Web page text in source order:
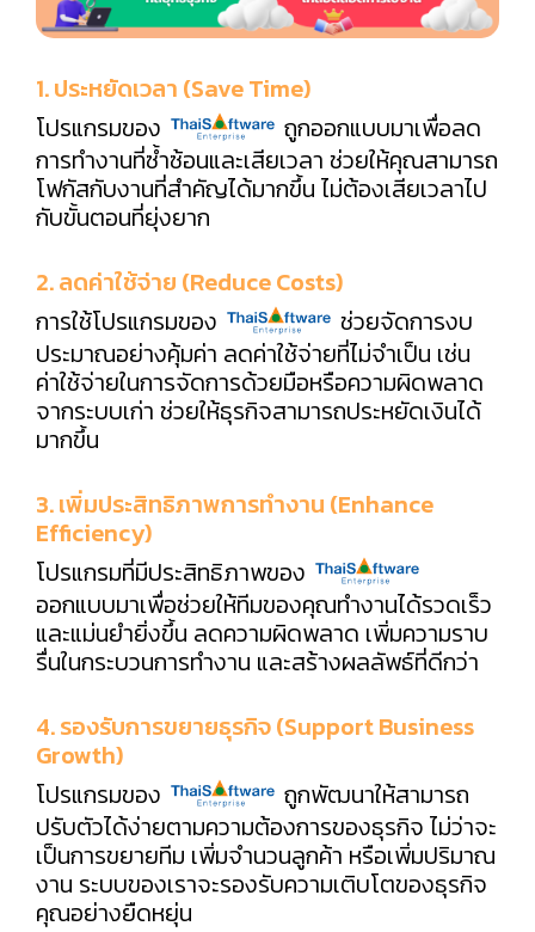
1. ประหยัดเวลา (Save Time)
โปรแกรมของ
ถูกออกแบบมาเพื่อลด
การทำงานที่ซ้ำซ้อนและเสียเวลา ช่วยให้คุณสามารถ
โฟกัสกับงานที่สำคัญได้มากขึ้น ไม่ต้องเสียเวลาไป
กับขั้นตอนที่ยุ่งยาก
2. ลดค่าใช้จ่าย (Reduce Costs)
การใช้โปรแกรมของ
ช่วยจัดการงบ
ประมาณอย่างคุ้มค่า ลดค่าใช้จ่ายที่ไม่จำเป็น เช่น
ค่าใช้จ่ายในการจัดการด้วยมือหรือความผิดพลาด
จากระบบเก่า ช่วยให้ธุรกิจสามารถประหยัดเงินได้
มากขึ้น
3. เพิ่มประสิทธิภาพการทำงาน (Enhance
Efficiency)
โปรแกรมที่มีประสิทธิภาพของ
ออกแบบมาเพื่อช่วยให้ทีมของคุณทำงานได้รวดเร็ว
และแม่นยำยิ่งขึ้น ลดความผิดพลาด เพิ่มความราบ
รื่นในกระบวนการทำงาน และสร้างผลลัพธ์ที่ดีกว่า
4. รองรับการขยายธุรกิจ (Support Business
Growth)
โปรแกรมของ
ถูกพัฒนาให้สามารถ
ปรับตัวได้ง่ายตามความต้องการของธุรกิจ ไม่ว่าจะ
เป็นการขยายทีม เพิ่มจำนวนลูกค้า หรือเพิ่มปริมาณ
งาน ระบบของเราจะรองรับความเติบโตของธุรกิจ
คุณอย่างยืดหยุ่น